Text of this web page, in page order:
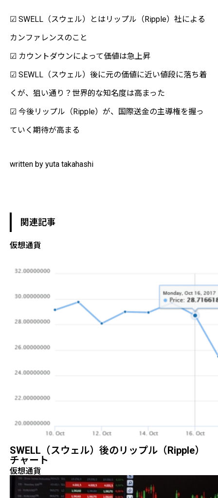
☑ SWELL（スウェル）とはリップル（Ripple）社による
カンファレンスのこと
☑ カウントダウンによって価値は急上昇
☑ SEWLL（スウェル）後に元の価値に近い値段に落ち着
くが、狙い通り？世界的な知名度は高まった
☑ 今後リップル（Ripple）が、国際送金の主導権を握っ
ていく期待が高まる
written by yuta takahashi
関連記事
仮想通貨
SWELL（スウェル）後のリップル（Ripple）
チャート
仮想通貨